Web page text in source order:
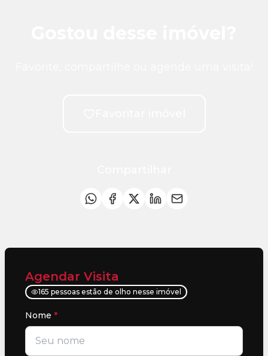
Agendar Visita
165 pessoas estão de olho nesse imóvel
Nome *